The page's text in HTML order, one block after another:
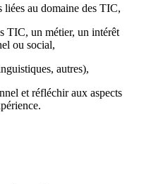
au domaine des TIC,
TIC, un métier, un intérêt
ou social,
autres),
et réfléchir aux aspects